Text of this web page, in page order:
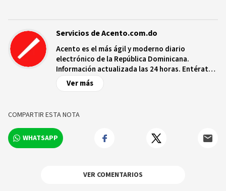
Servicios de Acento.com.do
Acento es el más ágil y moderno diario
electrónico de la República Dominicana.
Información actualizada las 24 horas. Entérate
de las noticias y sucesos más importantes a
nivel nacional e internacional, videos y fotos
relevantes en tiempo real.
Ver más
COMPARTIR ESTA NOTA
WHATSAPP
VER COMENTARIOS